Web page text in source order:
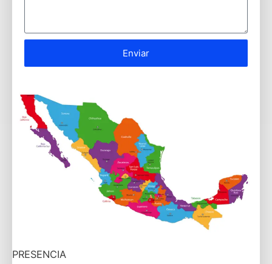
Enviar
PRESENCIA